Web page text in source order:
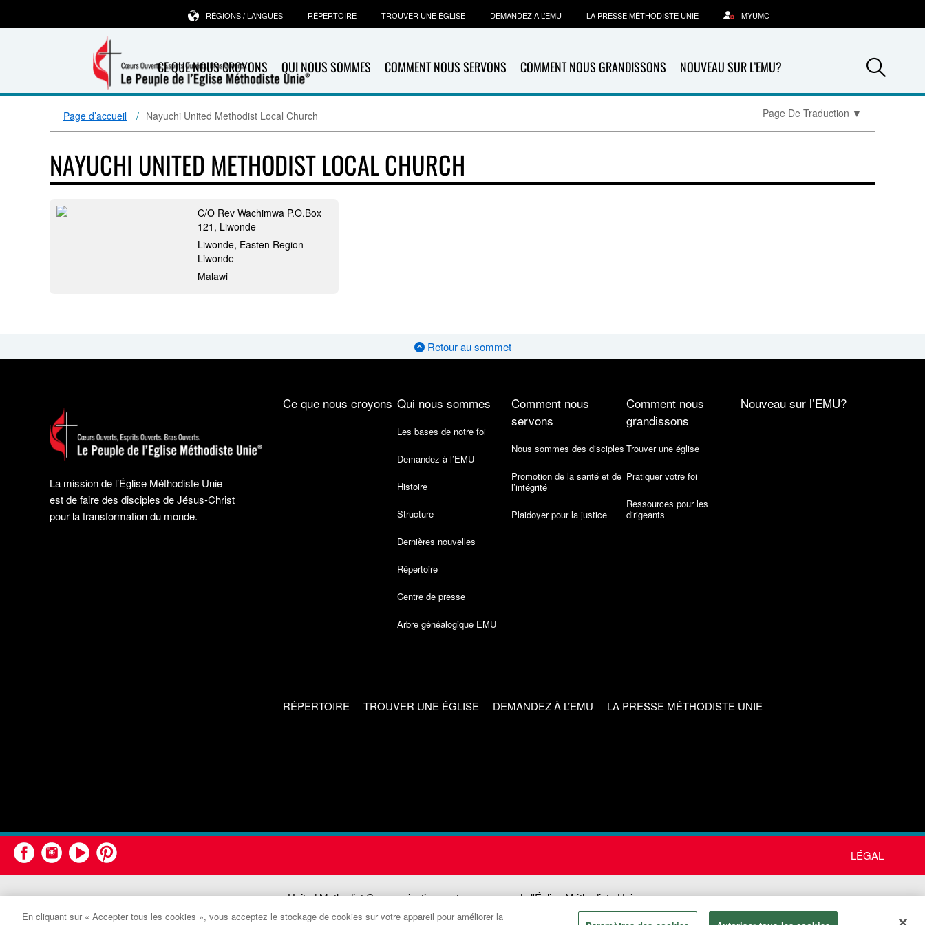
CE QUE NOUS CROYONS QUI NOUS SOMMES COMMENT NOUS SERVONS COMMENT NOUS GRANDISSONS NOUVEAU SUR L’EMU?
RÉGIONS / LANGUES RÉPERTOIRE TROUVER UNE ÉGLISE DEMANDEZ À L’EMU LA PRESSE MÉTHODISTE UNIE MYUMC
Page d’accueil Nayuchi United Methodist Local Church Page De Traduction ▼
NAYUCHI UNITED METHODIST LOCAL CHURCH
C/O Rev Wachimwa P.O.Box
121, Liwonde
Liwonde, Easten Region
Liwonde
Malawi
Retour au sommet
La mission de l’Église Méthodiste Unie
est de faire des disciples de Jésus-Christ
pour la transformation du monde.
Ce que nous croyons Qui nous sommes
Les bases de notre foi
Demandez à l’EMU
Histoire
Structure
Dernières nouvelles
Répertoire
Centre de presse
Arbre généalogique EMU
Comment nous
servons
Nous sommes des disciples
Promotion de la santé et de
l’intégrité
Plaidoyer pour la justice
Comment nous
grandissons
Trouver une église
Pratiquer votre foi
Ressources pour les
dirigeants
Nouveau sur l’EMU?
RÉPERTOIRE TROUVER UNE ÉGLISE DEMANDEZ À L’EMU LA PRESSE MÉTHODISTE UNIE
LÉGAL
United Methodist Communications est une agence de l'Église Méthodiste Unie
©2026Communications Méthodistes Unies. Tous droits réservés
En cliquant sur « Accepter tous les cookies », vous acceptez le stockage de cookies sur votre appareil pour améliorer la